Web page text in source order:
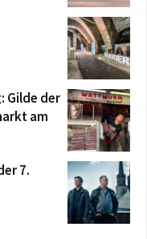
Gilde der
am
7.